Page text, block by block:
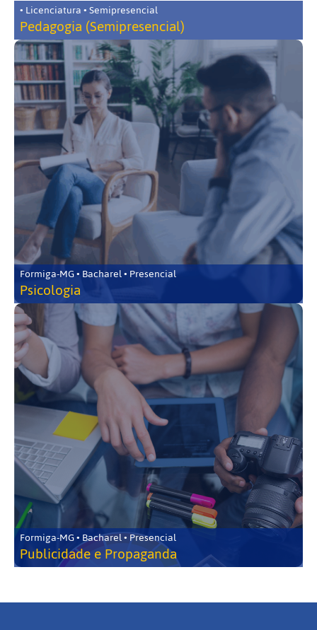
• Licenciatura • Semipresencial
Pedagogia (Semipresencial)
Formiga-MG • Bacharel • Presencial
Psicologia
Formiga-MG • Bacharel • Presencial
Publicidade e Propaganda